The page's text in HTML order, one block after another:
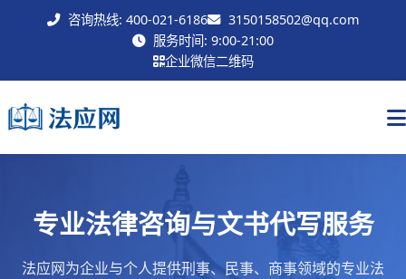
咨询热线: 400-021-6186
3150158502@qq.com
服务时间: 9:00-21:00
企业微信二维码
专业法律咨询与文书代写服务
法应网为企业与个人提供刑事、民事、商事领域的专业法